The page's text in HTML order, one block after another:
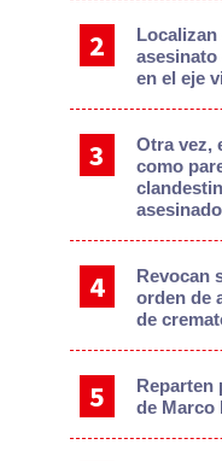
Localizan
en el eje
Otra vez,
como
Revocan
orden de
de
Reparten
de Marco